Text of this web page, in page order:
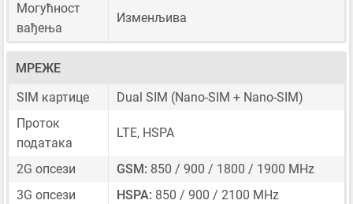
Могућност
вађења
Изменљива
МРЕЖЕ
SIM картице
Dual SIM (Nano-SIM + Nano-SIM)
Проток
података
LTE, HSPA
2G опсези GSM: 850 / 900 / 1800 / 1900 MHz
3G опсези
HSPA: 850 / 900 / 2100 MHz